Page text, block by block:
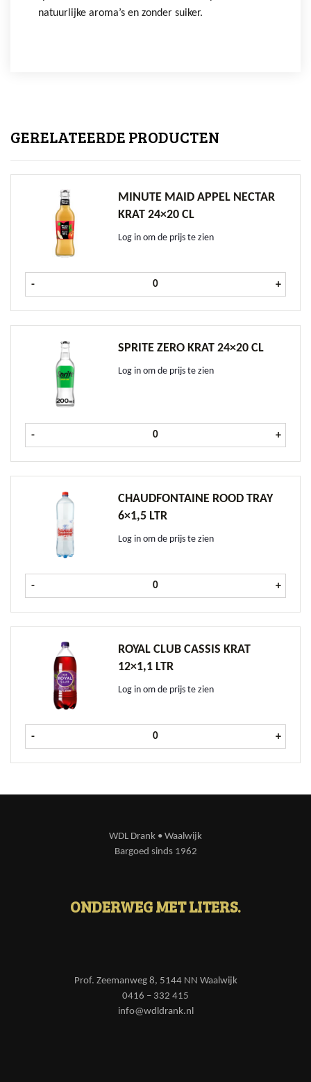
natuurlijke aroma’s en zonder suiker.
GERELATEERDE PRODUCTEN
MINUTE MAID APPEL NECTAR
KRAT 24×20 CL
Log in om de prijs te zien
- Minute Maid Appel Nectar krat
+
SPRITE ZERO KRAT 24×20 CL
Log in om de prijs te zien
- Sprite Zero krat 24x20 cl aantal
+
CHAUDFONTAINE ROOD TRAY
6×1,5 LTR
Log in om de prijs te zien
- Chaudfontaine Rood tray 6x1,5 ltr
+
ROYAL CLUB CASSIS KRAT
12×1,1 LTR
Log in om de prijs te zien
- Royal Club Cassis krat 12x1,1 ltr
+
WDL Drank • Waalwijk
Bargoed sinds 1962
ONDERWEG MET LITERS.
Prof. Zeemanweg 8, 5144 NN Waalwijk
0416 – 332 415
info@wdldrank.nl